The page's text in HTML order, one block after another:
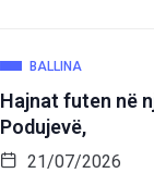
BALLINA
Hajnat futen në
Podujevë,
21/07/2026